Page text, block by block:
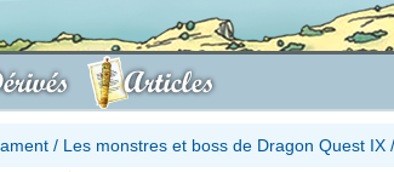
Articles
/ Les monstres et boss de Dragon Quest IX /